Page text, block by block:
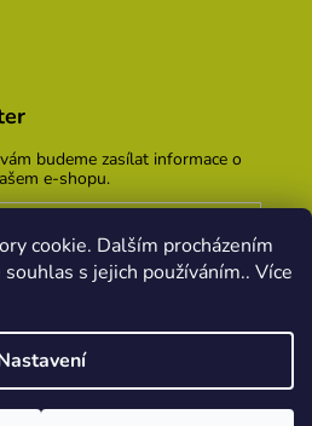
cookie. Dalším procházením
s jejich používáním.. Více
budeme zasílat informace o
e-shopu.
spodmínkami ochrany